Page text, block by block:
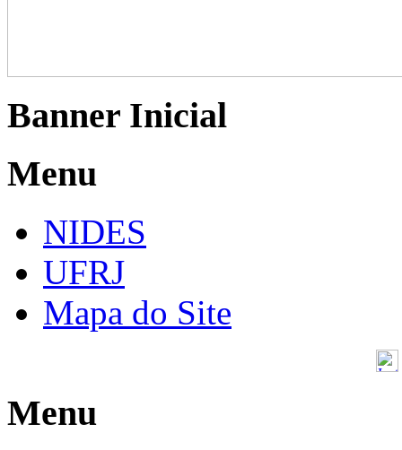
Banner Inicial
Menu
NIDES
UFRJ
Mapa do Site
Menu